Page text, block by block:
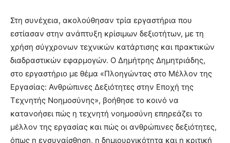
Στη συνέχεια, ακολούθησαν τρία εργαστήρια που
εστίασαν στην ανάπτυξη κρίσιμων δεξιοτήτων, με τη
χρήση σύγχρονων τεχνικών κατάρτισης και πρακτικών
διαδραστικών εφαρμογών. Ο Δημήτρης Δημητριάδης,
στο εργαστήριο με θέμα «Πλοηγώντας στο Μέλλον της
Εργασίας: Ανθρώπινες Δεξιότητες στην Εποχή της
Τεχνητής Νοημοσύνης», βοήθησε το κοινό να
κατανοήσει πώς η τεχνητή νοημοσύνη επηρεάζει το
μέλλον της εργασίας και πώς οι ανθρώπινες δεξιότητες,
όπως η ενσυναίσθηση, η δημιουργικότητα και η κριτική